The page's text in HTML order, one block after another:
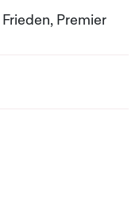
Premier